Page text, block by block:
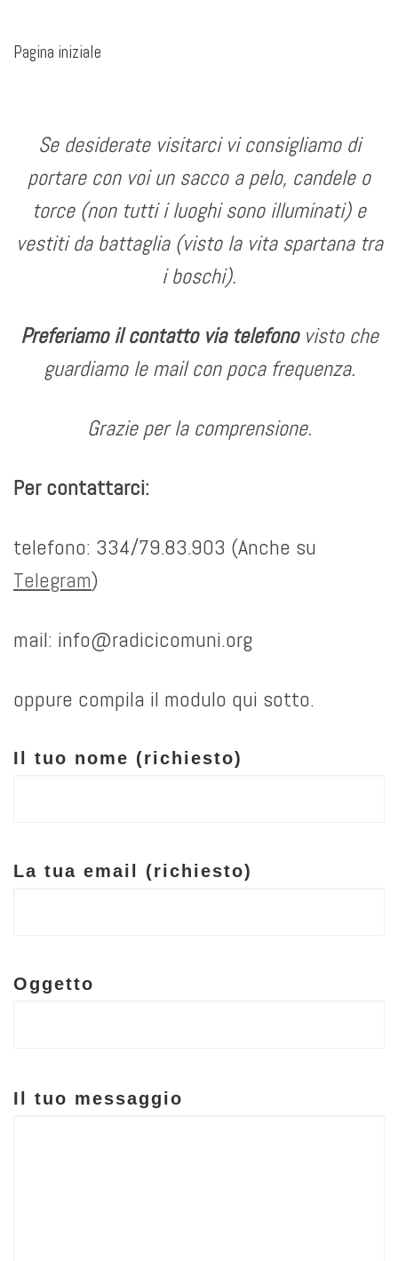
Pagina iniziale
Se desiderate visitarci vi consigliamo di
portare con voi un sacco a pelo, candele o
torce (non tutti i luoghi sono illuminati) e
vestiti da battaglia (visto la vita spartana tra
i boschi).
Preferiamo il contatto via telefono visto che
guardiamo le mail con poca frequenza.
Grazie per la comprensione.
Per contattarci:
telefono: 334/79.83.903 (Anche su
Telegram)
mail: info@radicicomuni.org
oppure compila il modulo qui sotto.
Il tuo nome (richiesto)
La tua email (richiesto)
Oggetto
Il tuo messaggio